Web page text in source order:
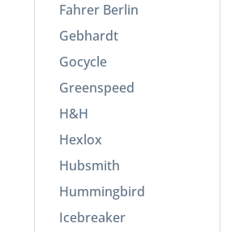
Fahrer Berlin
Gebhardt
Gocycle
Greenspeed
H&H
Hexlox
Hubsmith
Hummingbird
Icebreaker